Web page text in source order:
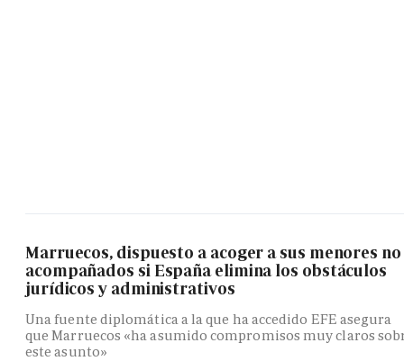
Marruecos, dispuesto a acoger a sus menores no
acompañados si España elimina los obstáculos
jurídicos y administrativos
Una fuente diplomática a la que ha accedido EFE asegura
que Marruecos «ha asumido compromisos muy claros
este asunto»